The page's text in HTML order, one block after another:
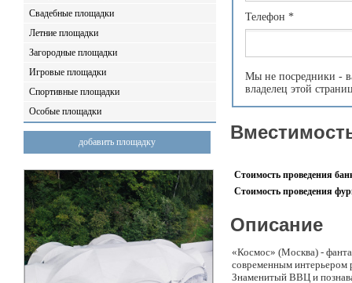
Свадебные площадки
Летние площадки
Загородные площадки
Игровые площадки
Спортивные площадки
Особые площадки
добавить площадку
Телефон *
Мы не посредники -
владелец этой
Стоимость проведения
Стоимость проведения
Описание
«Космос» (Москва) -
современным
Знаменитый ВВЦ и